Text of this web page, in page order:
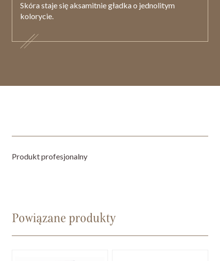
Skóra staje się aksamitnie gładka o jednolitym
kolorycie.
Produkt profesjonalny
Powiązane produkty